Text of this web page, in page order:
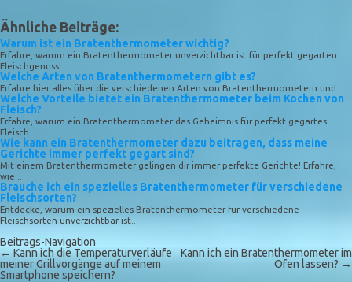
Ähnliche Beiträge:
Warum ist ein Bratenthermometer wichtig?
Erfahre, warum ein Bratenthermometer unverzichtbar ist für perfekt gegarten
Fleischgenuss!...
Welche Arten von Bratenthermometern gibt es?
Erfahre hier alles über die verschiedenen Arten von Bratenthermometern und...
Welche Vorteile bietet ein Bratenthermometer beim Kochen von
Fleisch?
Erfahre, warum ein Bratenthermometer das Geheimnis für perfekt gegartes
Fleisch...
Wie kann ein Bratenthermometer dazu beitragen, dass meine
Gerichte immer perfekt gegart sind?
Mit einem Bratenthermometer gelingen dir immer perfekte Gerichte! Erfahre,
wie...
Brauche ich ein spezielles Bratenthermometer für verschiedene
Fleischsorten?
Entdecke, warum ein spezielles Bratenthermometer für verschiedene
Fleischsorten unverzichtbar ist...
Beitrags-Navigation
← Kann ich die Temperaturverläufe
meiner Grillvorgänge auf meinem
Smartphone speichern?
Kann ich ein Bratenthermometer im
Ofen lassen? →